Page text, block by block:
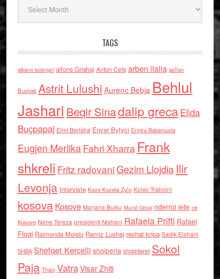
TAGS
albano kolonjari alfons Grishaj Anton Cefa arben llalla asllan
Bushati Astrit Lulushi Aurenc Bebja Behlul
Jashari Beqir Sinadalip grecaElida
Buçpapaj Elmi Berisha Enver Bytyci Ermira Babamusta
Eugjen MerlikaFahri Xharra Frank
shkreli Fritz radovaniGezim Llojdia Ilir
Levonja Interviste Keze Kozeta Zylo Kolec Traboini
kosova Kosove Marjana Bulku Murat Gecaj nderroi jete ne
Kosove Nene Tereza presidenti Nishani Rafaela Prifti Rafael
Floqi Raimonda Moisiu Ramiz Lushaj reshat kripa Sadik Elshani
SHBA Shefqet Kercelli shqiperia shqiptaret Sokol
Paja Thaci VatraVisar Zhiti